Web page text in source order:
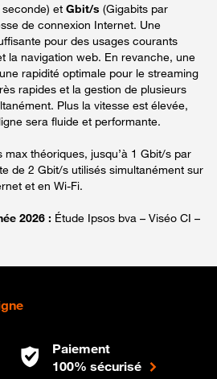
et Gbit/s (Gigabits par
de connexion Internet. Une
pour des usages courants
la navigation web. En revanche, une
rapidité optimale pour le streaming
rapides et la gestion de plusieurs
Plus la vitesse est élevée,
sera fluide et performante.
max théoriques, jusqu’à 1 Gbit/s par
de 2 Gbit/s utilisés simultanément sur
et en Wi-Fi.
2026 : Étude Ipsos bva – Viséo CI –
Paiement
100% sécurisé